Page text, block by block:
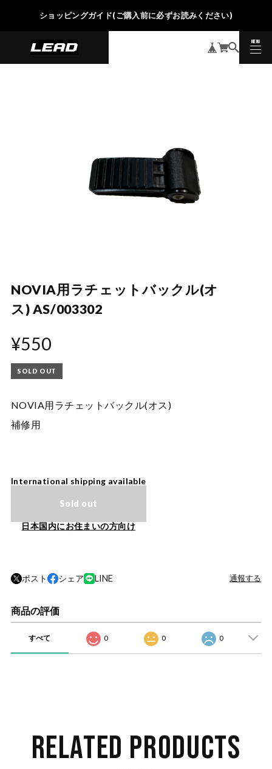
ショッピングガイド(ご購入前に必ずお読みください)
MENU
CLOSE
NOVIA用ラチェットバックル(オ
ス) AS/003302
¥550
SOLD OUT
NOVIA用ラチェットバックル(オス)
補修用
International shipping available
Sold out
日本国内にお住まいの方向け
ポスト シェア LINE 通報する
商品の評価
すべて 0 0 0
RELATED PRODUCTS